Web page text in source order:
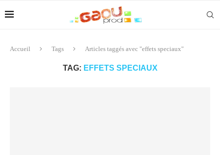
Accueil Tags Articles taggés avec "effets speciaux"
TAG: EFFETS SPECIAUX